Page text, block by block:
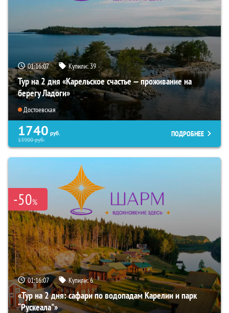
01:16:06 Купили:39
Тур на 2 дня «Карельское счастье — проживание на
берегу Ладоги»
Достоевская
1740 руб.
13900руб.
ПОДРОБНЕЕ
-50%
01:16:06 Купили:6
«Тур на 2 дня: сафари по водопадам Карелии и парк
“Рускеала"»